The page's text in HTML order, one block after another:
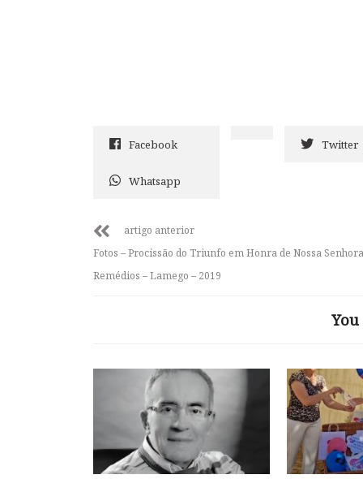
Facebook Twitter
Whatsapp
artigo anterior
Fotos – Procissão do Triunfo em Honra de Nossa
Remédios – Lamego – 2019